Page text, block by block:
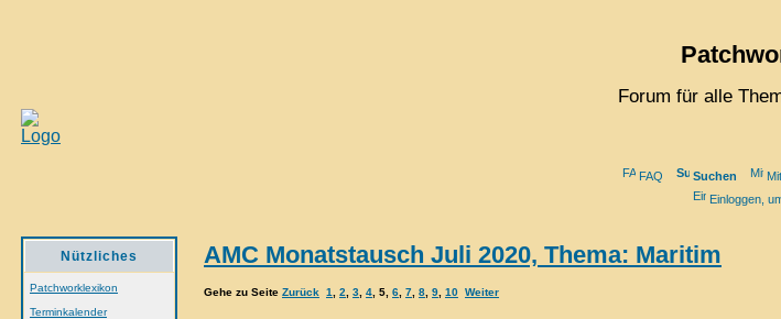
Forum für alle
FAQ Suchen
Einloggen,
Nützliches
Patchworklexikon
Terminkalender
AMC Monatstausch Juli 2020, Thema: Maritim
Gehe zu Seite Zurück 1 2 3 4 5 6 7 8 9 10 Weiter